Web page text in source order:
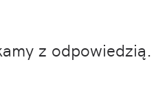
z odpowiedzią.